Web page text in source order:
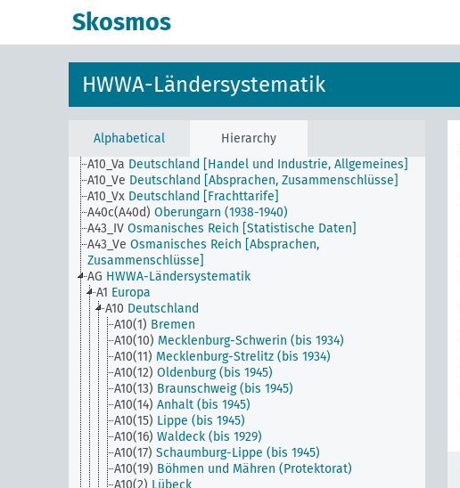
Skosmos
HWWA-Ländersystematik
Alphabetical Hierarchy
A10_I Deutschland [Allgemeines]
Deutschland [Produktionsmittel]
A10_Ic Deutschland [Ausstellungen, Kongresse, Messen]
A10_Ig
Deutschland [Institutionen, Gesellschaften]
A10_Va Deutschland [Handel und Industrie, Allgemeines]
A10_Ve Deutschland [Absprachen, Zusammenschlüsse]
A10_Vx Deutschland [Frachttarife]
A40c(A40d) Oberungarn (1938-1940)
A43_IV Osmanisches Reich [Statistische Daten]
A43_Ve Osmanisches Reich [Absprachen,
Zusammenschlüsse]
AG HWWA-Ländersystematik
A1 Europa
A10 Deutschland
A10(1) Bremen
A10(10) Mecklenburg-Schwerin (bis 1934)
A10(11) Mecklenburg-Strelitz (bis 1934)
A10(12) Oldenburg (bis 1945)
A10(13) Braunschweig (bis 1945)
A10(14) Anhalt (bis 1945)
A10(15) Lippe (bis 1945)
A10(16) Waldeck (bis 1929)
A10(17) Schaumburg-Lippe (bis 1945)
A10(19) Böhmen und Mähren (Protektorat)
A10(2) Lübeck